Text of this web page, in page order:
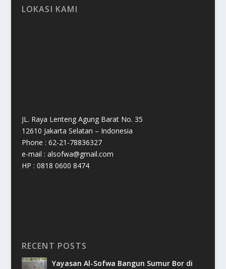
LOKASI KAMI
JL. Raya Lenteng Agung Barat No. 35
12610 Jakarta Selatan – Indonesia
Phone : 62-21-78836327
e-mail : alsofwa@gmail.com
HP : 0818 0600 8474
RECENT POSTS
Yayasan Al-Sofwa Bangun Sumur Bor di